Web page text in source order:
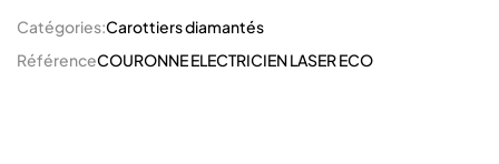
Catégories:Carottiers diamantés
RéférenceCOURONNE ELECTRICIEN LASER ECO